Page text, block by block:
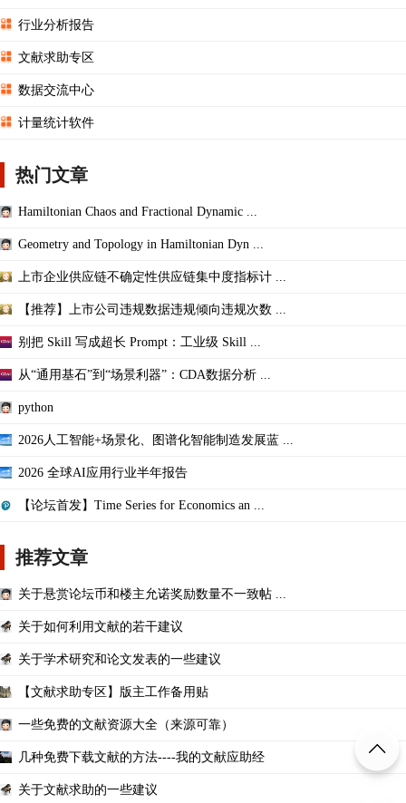
行业分析报告
文献求助专区
数据交流中心
计量统计软件
热门文章
Hamiltonian Chaos and Fractional Dynamic ...
Geometry and Topology in Hamiltonian Dyn ...
上市企业供应链不确定性供应链集中度指标计 ...
【推荐】上市公司违规数据违规倾向违规次数 ...
别把 Skill 写成超长 Prompt：工业级 Skill ...
从“通用基石”到“场景利器”：CDA数据分析 ...
python
2026人工智能+场景化、图谱化智能制造发展蓝 ...
2026 全球AI应用行业半年报告
【论坛首发】Time Series for Economics an ...
推荐文章
关于悬赏论坛币和楼主允诺奖励数量不一致帖 ...
关于如何利用文献的若干建议
关于学术研究和论文发表的一些建议
【文献求助专区】版主工作备用贴
一些免费的文献资源大全（来源可靠）
几种免费下载文献的方法----我的文献应助经
关于文献求助的一些建议